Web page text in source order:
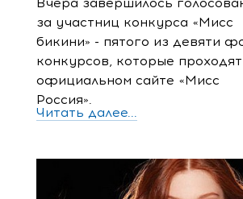
за участниц конкурса «Мисс
бикини» - пятого из девяти
конкурсов, которые
официальном сайте «Мисс
Россия».
Читать далее...